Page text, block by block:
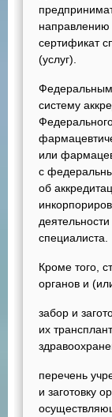
направлению
сертификат
(услуг).
систему
или
с
об
специалиста.
Кроме того,
органов и
забор и
их
перечень
и заготовку